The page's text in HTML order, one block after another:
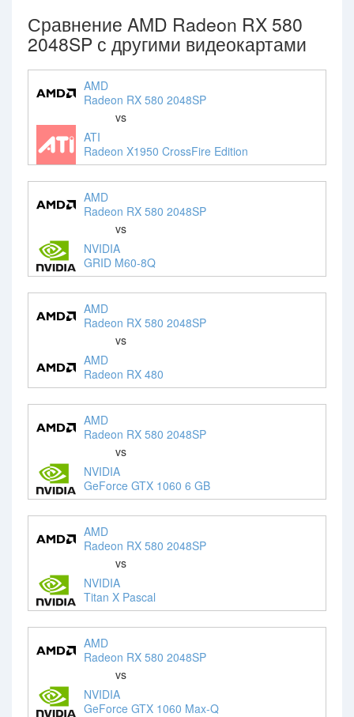
Сравнение AMD Radeon RX 580
2048SP с другими видеокартами
AMD
Radeon RX 580 2048SP
vs
ATI
Radeon X1950 CrossFire Edition
AMD
Radeon RX 580 2048SP
vs
NVIDIA
GRID M60-8Q
AMD
Radeon RX 580 2048SP
vs
AMD
Radeon RX 480
AMD
Radeon RX 580 2048SP
vs
NVIDIA
GeForce GTX 1060 6 GB
AMD
Radeon RX 580 2048SP
vs
NVIDIA
Titan X Pascal
AMD
Radeon RX 580 2048SP
vs
NVIDIA
GeForce GTX 1060 Max-Q